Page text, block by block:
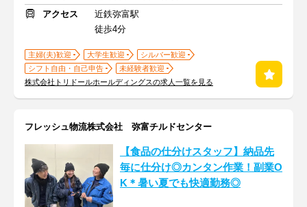
アクセス
近鉄弥富駅
徒歩4分
主婦(夫)歓迎 大学生歓迎
シルバー歓迎
シフト自由・自己申告
未経験者歓迎
株式会社トリドールホールディングスの求人一覧を見る
フレッシュ物流株式会社 弥富チルドセンター
【食品の仕分けスタッフ】納品先
毎に仕分け◎カンタン作業！副業O
K＊暑い夏でも快適勤務◎